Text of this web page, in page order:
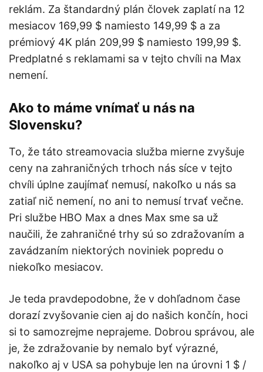
reklám. Za štandardný plán človek zaplatí na 12
mesiacov 169,99 $ namiesto 149,99 $ a za
prémiový 4K plán 209,99 $ namiesto 199,99 $.
Predplatné s reklamami sa v tejto chvíli na Max
nemení.
Ako to máme vnímať u nás na
Slovensku?
To, že táto streamovacia služba mierne zvyšuje
ceny na zahraničných trhoch nás síce v tejto
chvíli úplne zaujímať nemusí, nakoľko u nás sa
zatiaľ nič nemení, no ani to nemusí trvať večne.
Pri službe HBO Max a dnes Max sme sa už
naučili, že zahraničné trhy sú so zdražovaním a
zavádzaním niektorých noviniek popredu o
niekoľko mesiacov.
Je teda pravdepodobne, že v dohľadnom čase
dorazí zvyšovanie cien aj do našich končín, hoci
si to samozrejme neprajeme. Dobrou správou, ale
je, že zdražovanie by nemalo byť výrazné,
nakoľko aj v USA sa pohybuje len na úrovni 1 $ /